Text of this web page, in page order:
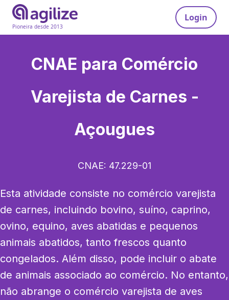
Pioneira desde 2013
Login
CNAE para Comércio
Varejista de Carnes -
Açougues
CNAE: 47.229-01
Esta atividade consiste no comércio varejista
de carnes, incluindo bovino, suíno, caprino,
ovino, equino, aves abatidas e pequenos
animais abatidos, tanto frescos quanto
congelados. Além disso, pode incluir o abate
de animais associado ao comércio. No entanto,
não abrange o comércio varejista de aves